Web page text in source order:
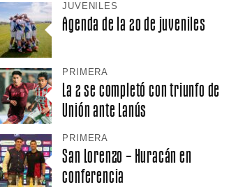
JUVENILES
Agenda de la 20 de juveniles
PRIMERA
La 2 se completó con triunfo de
Unión ante Lanús
PRIMERA
San Lorenzo – Huracán en
conferencia